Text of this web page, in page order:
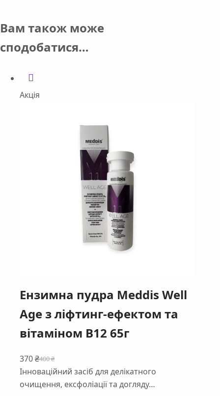
Вам також може
сподобатися…
Акція
Ензимна пудра Meddis Well
Age з ліфтинг-ефектом та
вітаміном B12 65г
400₴
Оригінальна
ціна:
400 ₴.
370₴
Поточна
ціна:
370 ₴.
Інноваційний засіб для делікатного
очищення, ексфоліації та догляду…